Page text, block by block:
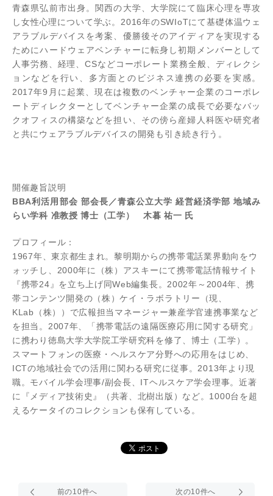
青森県弘前市出身。関西の大学、大学院にて臨床心理を専攻
し女性心理について学ぶ。2016年のSWIoTにて基礎体温ウェ
アラブルデバイスを考案、優勝後そのアイディアを実現する
ためにハードウェアベンチャーに転身し初期メンバーとして
人事労務、経理、CSなどコーポレート業務全般、ディレクシ
ョンなどを行い、多方面とのビジネス連携の必要を実感。
2017年9月に起業、現在は複数のベンチャー企業のコーポレ
ートディレクターとしてベンチャー企業の成長で必要なバッ
クオフィスの構築などを担い、その傍ら産婦人科医や研究者
と共にウェアラブルデバイスの開発も引き続き行う。
開催趣旨説明
BBA利活用部会 部会長／青森公立大学 経営経済学部 地域み
らい学科 准教授 博士（工学） 木暮 祐一 氏
プロフィール：
1967年、東京都生まれ。黎明期からの携帯電話業界動向をウ
ォッチし、2000年に（株）アスキーにて携帯電話情報サイト
『携帯24』を立ち上げ同Web編集長。2002年～2004年、携
帯コンテンツ開発の（株）ケイ・ラボラトリー（現、
KLab（株））で広報担当マネージャー兼産学官連携事業など
を担当。2007年、「携帯電話の遠隔医療応用に関する研究」
に携わり徳島大学大学院工学研究科を修了、博士（工学）。
スマートフォンの医療・ヘルスケア分野への応用をはじめ、
ICTの地域社会での活用に関わる研究に従事。2013年より現
職。モバイル学会理事/副会長、ITヘルスケア学会理事。近著
に『メディア技術史』（共著、北樹出版）など。1000台を超
えるケータイのコレクションも保有している。